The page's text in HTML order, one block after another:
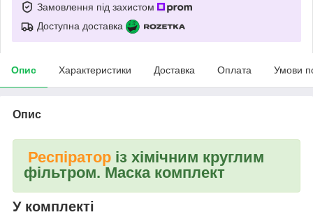
Замовлення під захистом
Доступна доставка
Опис Характеристики Доставка Оплата Умови
Опис
Респіратор із хімічним круглим
фільтром. Маска комплект
У комплекті